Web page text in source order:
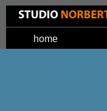
home